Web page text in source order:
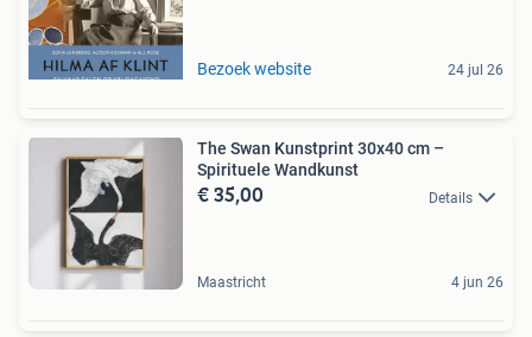
Bezoek website 24 jul 26
The Swan Kunstprint 30x40 cm –
Spirituele Wandkunst
€ 35,00 Details
Maastricht 4 jun 26